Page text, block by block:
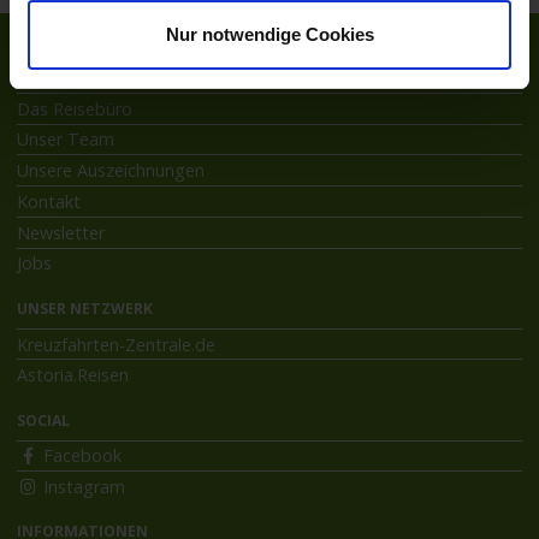
Nur notwendige Cookies
ÜBER ASTORIA
Das Reisebüro
Unser Team
Unsere Auszeichnungen
Kontakt
Newsletter
Jobs
UNSER NETZWERK
Kreuzfahrten-Zentrale.de
Astoria.Reisen
SOCIAL
Facebook
Instagram
INFORMATIONEN